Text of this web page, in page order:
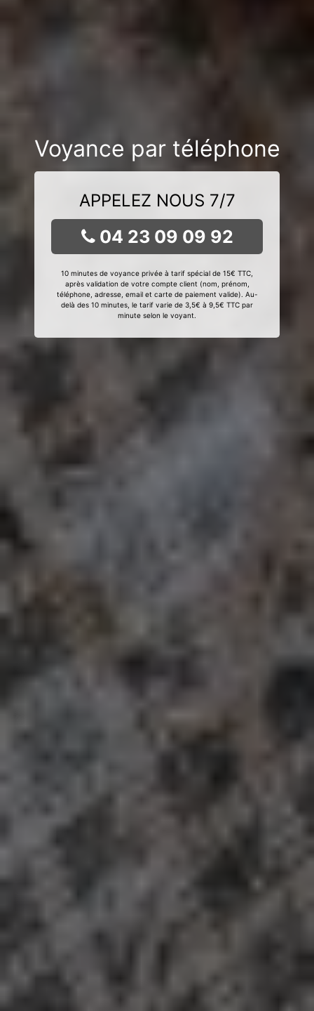
Voyance par téléphone
APPELEZ NOUS 7/7
04 23 09 09 92
10 minutes de voyance privée à tarif spécial de 15€ TTC,
après validation de votre compte client (nom, prénom,
téléphone, adresse, email et carte de paiement valide). Au-
delà des 10 minutes, le tarif varie de 3,5€ à 9,5€ TTC par
minute selon le voyant.